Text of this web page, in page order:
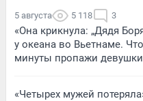
5 августа 5 118 3
«Она крикнула: „Дядя
у океана во Вьетнаме.
минуты пропажи девушки
«Четырех мужей